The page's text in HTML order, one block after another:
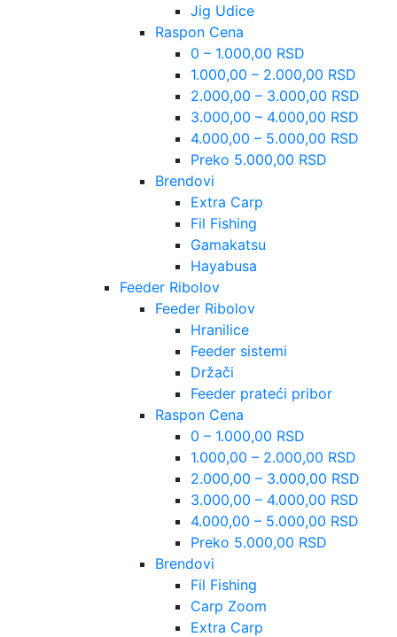
Jig Udice
Raspon Cena
0 – 1.000,00 RSD
1.000,00 – 2.000,00 RSD
2.000,00 – 3.000,00 RSD
3.000,00 – 4.000,00 RSD
4.000,00 – 5.000,00 RSD
Preko 5.000,00 RSD
Brendovi
Extra Carp
Fil Fishing
Gamakatsu
Hayabusa
Feeder Ribolov
Feeder Ribolov
Hranilice
Feeder sistemi
Držači
Feeder prateći pribor
Raspon Cena
0 – 1.000,00 RSD
1.000,00 – 2.000,00 RSD
2.000,00 – 3.000,00 RSD
3.000,00 – 4.000,00 RSD
4.000,00 – 5.000,00 RSD
Preko 5.000,00 RSD
Brendovi
Fil Fishing
Carp Zoom
Extra Carp